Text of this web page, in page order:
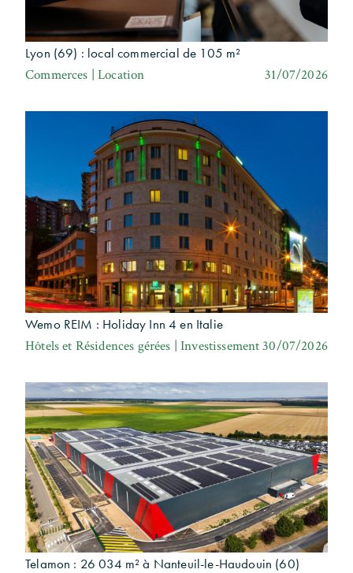
Lyon (69) : local commercial de 105 m²
Commerces | Location 31/07/2026
Wemo REIM : Holiday Inn 4 en Italie
Hôtels et Résidences gérées | Investissement30/07/2026
Telamon : 26 034 m² à Nanteuil-le-Haudouin (60)